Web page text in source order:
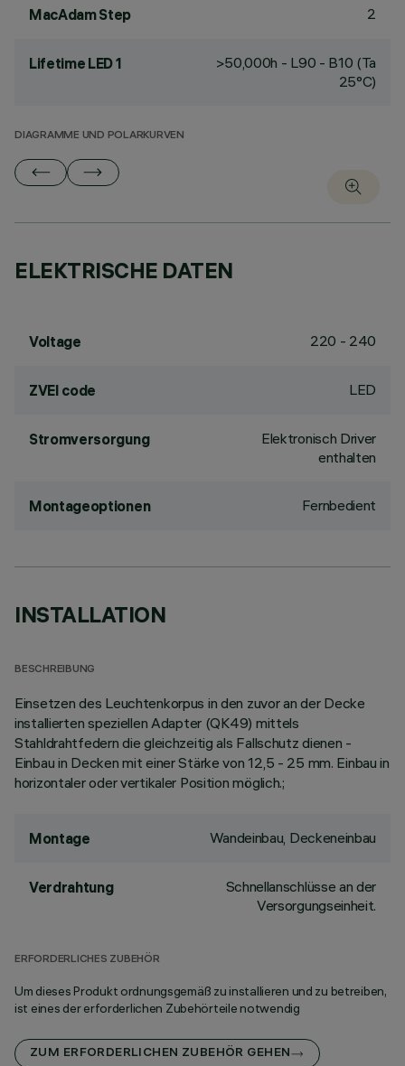
MacAdam Step 2
Lifetime LED 1
>50,000h - L90 - B10 (Ta
25°C)
DIAGRAMME UND POLARKURVEN
ELEKTRISCHE DATEN
Voltage 220 - 240
ZVEI code LED
Stromversorgung
Elektronisch Driver
enthalten
Montageoptionen Fernbedient
INSTALLATION
BESCHREIBUNG
Einsetzen des Leuchtenkorpus in den zuvor an der Decke
installierten speziellen Adapter (QK49) mittels
Stahldrahtfedern die gleichzeitig als Fallschutz dienen -
Einbau in Decken mit einer Stärke von 12,5 - 25 mm. Einbau in
horizontaler oder vertikaler Position möglich.;
Montage Wandeinbau, Deckeneinbau
Verdrahtung
Schnellanschlüsse an der
Versorgungseinheit.
ERFORDERLICHES ZUBEHÖR
Um dieses Produkt ordnungsgemäß zu installieren und zu betreiben,
ist eines der erforderlichen Zubehörteile notwendig
ZUM ERFORDERLICHEN ZUBEHÖR GEHEN